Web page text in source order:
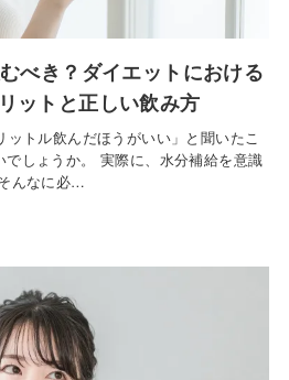
べき？ダイエットにおける
ットと正しい飲み方
ットル飲んだほうがいい」と聞いたこ
でしょうか。 実際に、水分補給を意識
んなに必…